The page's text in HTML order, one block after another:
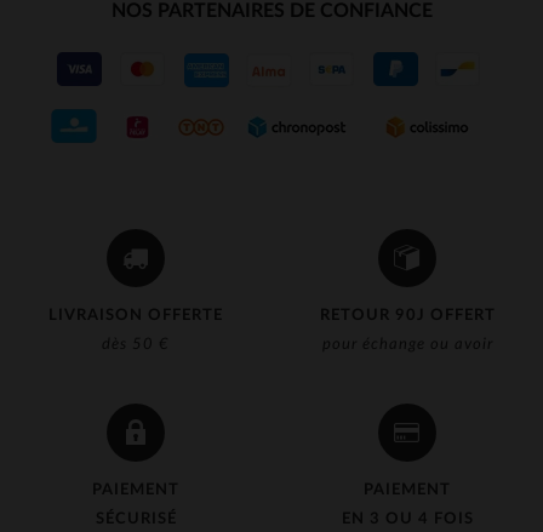
LIVRAISON OFFERTE
dès 50 €
RETOUR 90J OFFERT
pour échange ou avoir
PAIEMENT
SÉCURISÉ
PAIEMENT
EN 3 OU 4 FOIS
NOS PARTENAIRES DE CONFIANCE